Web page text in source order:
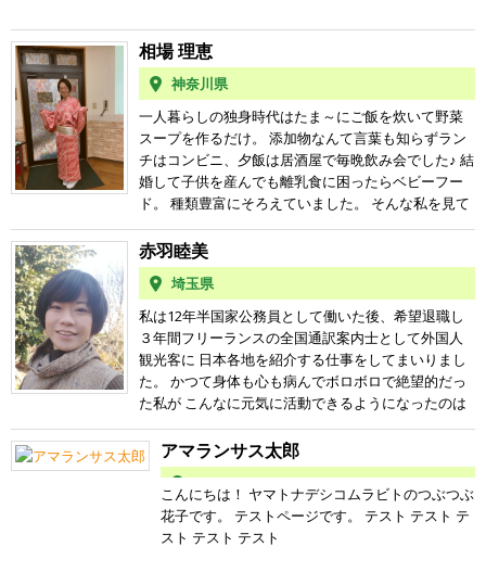
相場 理恵
神奈川県
一人暮らしの独身時代はたま～にご飯を炊いて野菜
スープを作るだけ。 添加物なんて言葉も知らずラン
チはコンビニ、夕飯は居酒屋で毎晩飲み会でした♪ 結
婚して子供を産んでも離乳食に困ったらベビーフー
ド。 種類豊富にそろえていました。 そんな私を見て
夫が一言 『子供は母親の味で育ててやってほし
い！』 自分は何にもしないくせにーーー！！と頭に
来たけど、持ち前の負けん気が発動し、 ＯＬをしな
がらスーパーの総菜は一切買わず、冷凍食品にも頼
らない！と決めました。 数年たつと『アミノ酸等』
が気になり、スーパーでの買い物は全部裏の表示を
確認するように。 一日の半分を買い出しに費やして
『こりゃやってられない！』と、ある生協に加入。
食だけでなく、環境や福祉など様々なことを学んだ
な時に出会ったのが『未来食つぶつぶ』。 頭ではい
い！と思いつつ、なんとなく実践のまま6年間過ごし
てきました。 その間食パン専門店を経営することに
なり、自分が仕切る『場』というものを経験し、 目
標に向かってチームで頑張ることの楽しさを知りま
した。 パン屋を卒業後、愛犬の体調不良からご飯を
赤羽睦美
埼玉県
私は12年半国家公務員として働いた後、希望退職し
３年間フリーランスの全国通訳案内士として外国人
観光客に 日本各地を紹介する仕事をしてまいりまし
た。 かつて身体も心も病んでボロボロで絶望的だっ
た私が こんなに元気に活動できるようになったのは
未来食つぶつぶとの出会いのおかげだったからで
す。 小さい頃から病弱だった私。 小学校であんな病
気した、中学校であんな病気した、 風邪といっても
ただの風邪ではないほど重症で頻繁。 この先、こん
なに苦しくてどうやって生きていこうか と思う程落
ち込んでいました。 通常の子供には有り得ないほど
アマランサス太郎
こんにちは！ ヤマトナデシコムラビトのつぶつぶ
花子です。 テストページです。 テスト テスト テ
スト テスト テスト